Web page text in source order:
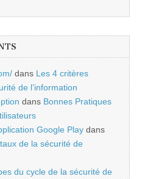
dans Les 4 critères
de l’information
dans Bonnes Pratiques
Google Play dans
de la sécurité de
du cycle de la sécurité de